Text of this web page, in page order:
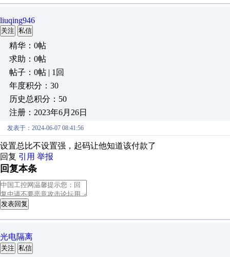
liuqing946
关注 私信
精华：0帖
求助：0帖
帖子：0帖 | 1回
年度积分：30
历史总积分：50
注册：2023年6月26日
发表于：2024-06-07 08:41:56
设置总比不设置强，起码让他知道该付款了
回复 引用 举报
回复本条
发表回复
光电隔离
关注 私信